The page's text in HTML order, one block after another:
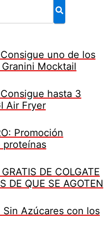
Consigue uno de los
Mocktail
Consigue hasta 3
Air Fryer
Promoción
proteínas
DE COLGATE
DE QUE SE AGOTEN
Azúcares con los